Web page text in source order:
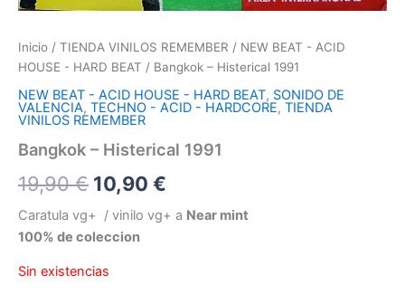
Inicio / TIENDA VINILOS REMEMBER / NEW BEAT - ACID
HOUSE - HARD BEAT / Bangkok – Histerical 1991
NEW BEAT - ACID HOUSE - HARD BEAT, SONIDO DE
VALENCIA, TECHNO - ACID - HARDCORE, TIENDA
VINILOS REMEMBER
Bangkok – Histerical 1991
19,90€ El
precio
original
era:
10,90 €
precio
Caratula vg+ / vinilo vg+ a Near mint
100% de coleccion
Sin existencias